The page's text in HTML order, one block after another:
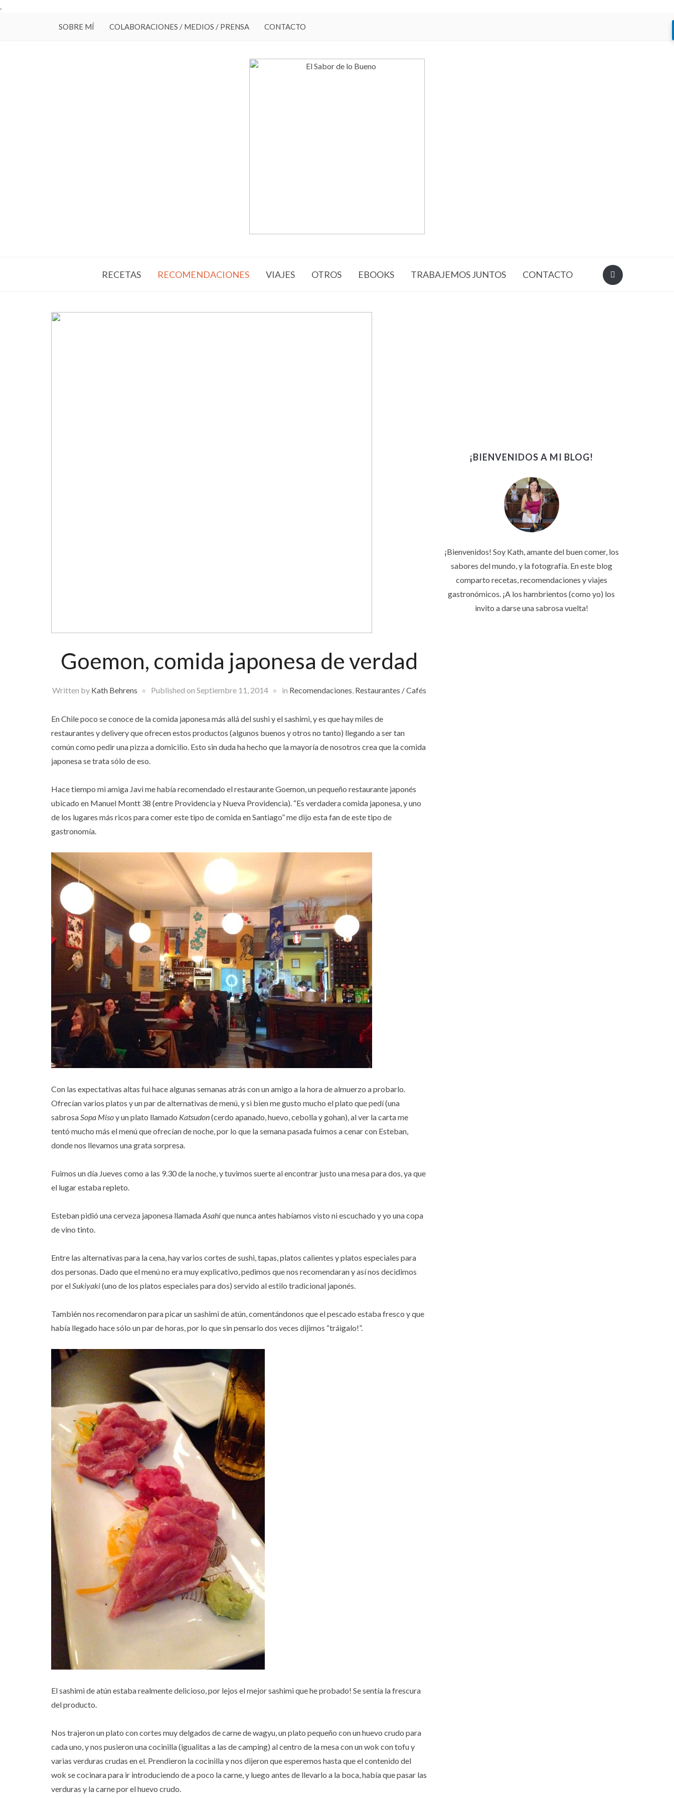
.
SOBRE MÍ COLABORACIONES / MEDIOS / PRENSA CONTACTO
RECETAS RECOMENDACIONES VIAJES OTROS EBOOKS TRABAJEMOS JUNTOS CONTACTO
Goemon, comida japonesa de verdad
Written by Kath Behrens Published on Septiembre 11, 2014 in Recomendaciones, Restaurantes / Cafés
En Chile poco se conoce de la comida japonesa más allá del sushi y el sashimi, y es que hay miles de
restaurantes y delivery que ofrecen estos productos (algunos buenos y otros no tanto) llegando a ser tan
común como pedir una pizza a domicilio. Esto sin duda ha hecho que la mayoría de nosotros crea que la comida
japonesa se trata sólo de eso.
Hace tiempo mi amiga Javi me había recomendado el restaurante Goemon, un pequeño restaurante japonés
ubicado en Manuel Montt 38 (entre Providencia y Nueva Providencia). “Es verdadera comida japonesa, y uno
de los lugares más ricos para comer este tipo de comida en Santiago” me dijo esta fan de este tipo de
gastronomía.
Con las expectativas altas fui hace algunas semanas atrás con un amigo a la hora de almuerzo a probarlo.
Ofrecían varios platos y un par de alternativas de menú, y si bien me gusto mucho el plato que pedí (una
sabrosaSopa Misoy un plato llamado Katsudon(cerdo apanado, huevo, cebolla y gohan), al ver la carta me
tentó mucho más el menú que ofrecían de noche, por lo que la semana pasada fuimos a cenar con Esteban,
donde nos llevamos una grata sorpresa.
Fuimos un día Jueves como a las 9.30 de la noche, y tuvimos suerte al encontrar justo una mesa para dos, ya que
el lugar estaba repleto.
Esteban pidió una cerveza japonesa llamadaAsahique nunca antes habíamos visto ni escuchado y yo una copa
de vino tinto.
Entre las alternativas para la cena, hay varios cortes de sushi, tapas, platos calientes y platos especiales para
dos personas. Dado que el menú no era muy explicativo, pedimos que nos recomendaran y así nos decidimos
por elSukiyaki(uno de los platos especiales para dos) servido al estilo tradicional japonés.
También nos recomendaron para picar un sashimi de atún, comentándonos que el pescado estaba fresco y que
había llegado hace sólo un par de horas, por lo que sin pensarlo dos veces dijimos “tráigalo!”.
El sashimi de atún estaba realmente delicioso, por lejos el mejor sashimi que he probado! Se sentía la frescura
del producto.
Nos trajeron un plato con cortes muy delgados de carne de wagyu, un plato pequeño con un huevo crudo para
cada uno, y nos pusieron una cocinilla (igualitas a las de camping) al centro de la mesa con un wok con tofu y
varias verduras crudas en el. Prendieron la cocinilla y nos dijeron que esperemos hasta que el contenido del
wok se cocinara para ir introduciendo de a poco la carne, y luego antes de llevarlo a la boca, había que pasar las
verduras y la carne por el huevo crudo.
¡BIENVENIDOS A MI BLOG!
¡Bienvenidos! Soy Kath, amante del buen comer, los
sabores del mundo, y la fotografía. En este blog
comparto recetas, recomendaciones y viajes
gastronómicos. ¡A los hambrientos (como yo) los
invito a darse una sabrosa vuelta!